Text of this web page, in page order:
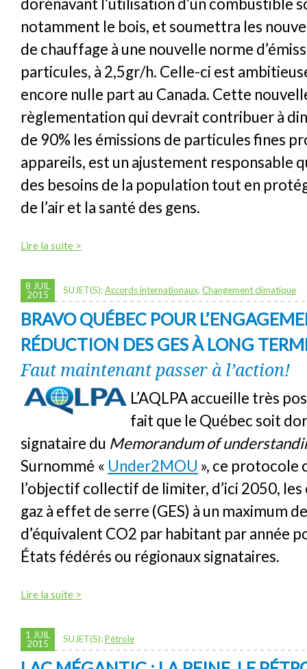
dorénavant l’utilisation d’un combustible
notamment le bois, et soumettra les
de chauffage à une nouvelle norme
particules, à 2,5gr/h. Celle-ci est
encore nulle part au Canada. Cette
règlementation qui devrait contribuer à
de 90% les émissions de particules fines
appareils, est un ajustement responsable
des besoins de la population tout en
de l’air et la santé des gens.
Lire la suite >
8 JUIL
2015
SUJET(S):Accords internationaux, Changement climatique
BRAVO QUÉBEC POUR
RÉDUCTION DES GES À LONG
Faut maintenant passer à l’action!
L’AQLPA accueille très
fait que le Québec soit
signataire du Memorandum of
Surnommé « Under2MOU », ce protocole
l’objectif collectif de limiter, d’ici 2050, les
gaz à effet de serre (GES) à un maximum
d’équivalent CO2 par habitant par année
États fédérés ou régionaux signataires.
Lire la suite >
1 JUIL
2015
SUJET(S):Pétrole